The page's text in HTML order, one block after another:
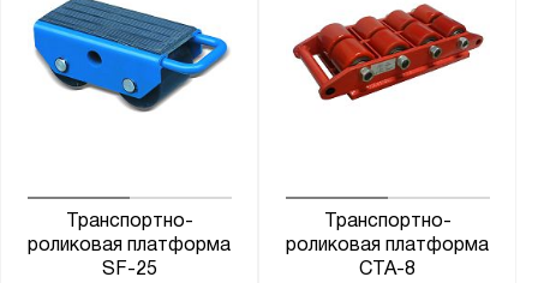
Транспортно-
роликовая платформа
SF-25
Транспортно-
роликовая платформа
CTA-8